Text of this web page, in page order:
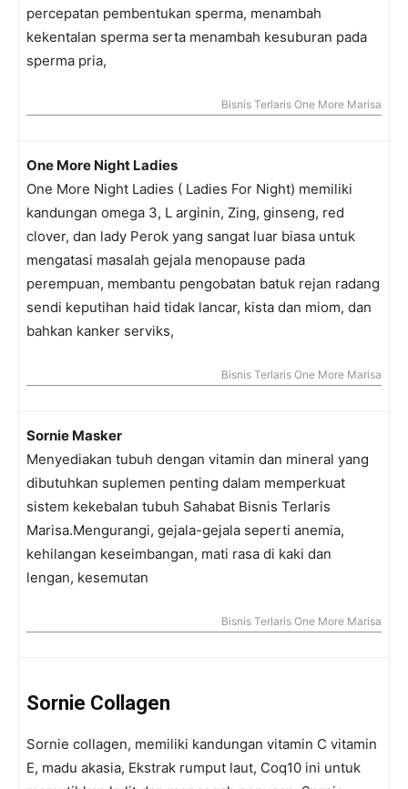
percepatan pembentukan sperma, menambah
kekentalan sperma serta menambah kesuburan pada
sperma pria,
Bisnis Terlaris One More Marisa
One More Night Ladies
One More Night Ladies ( Ladies For Night) memiliki
kandungan omega 3, L arginin, Zing, ginseng, red
clover, dan lady Perok yang sangat luar biasa untuk
mengatasi masalah gejala menopause pada
perempuan, membantu pengobatan batuk rejan radang
sendi keputihan haid tidak lancar, kista dan miom, dan
bahkan kanker serviks,
Bisnis Terlaris One More Marisa
Sornie Masker
Menyediakan tubuh dengan vitamin dan mineral yang
dibutuhkan suplemen penting dalam memperkuat
sistem kekebalan tubuh Sahabat Bisnis Terlaris
Marisa.Mengurangi, gejala-gejala seperti anemia,
kehilangan keseimbangan, mati rasa di kaki dan
lengan, kesemutan
Bisnis Terlaris One More Marisa
Sornie Collagen
Sornie collagen, memiliki kandungan vitamin C vitamin
E, madu akasia, Ekstrak rumput laut, Coq10 ini untuk